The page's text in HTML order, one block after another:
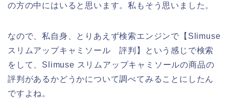
の方の中にはいると思います。私もそう思いました。
なので、私自身、とりあえず検索エンジンで【Slimuse
スリムアップキャミソール 評判】という感じで検索
をして、Slimuse スリムアップキャミソールの商品の
評判があるかどうかについて調べてみることにしたん
ですよね。